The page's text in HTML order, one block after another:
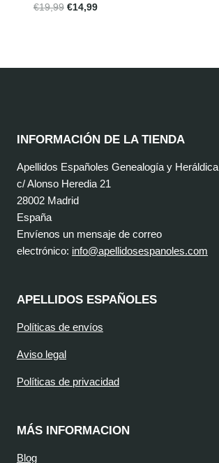
€19,99 €14,99
INFORMACIÓN DE LA TIENDA
Apellidos Españoles Genealogía y Heráldica
c/ Alonso Heredia 21
28002 Madrid
España
Envíenos un mensaje de correo
electrónico: info@apellidosespanoles.com
APELLIDOS ESPAÑOLES
Políticas de envíos
Aviso legal
Políticas de privacidad
MÁS INFORMACION
Blog